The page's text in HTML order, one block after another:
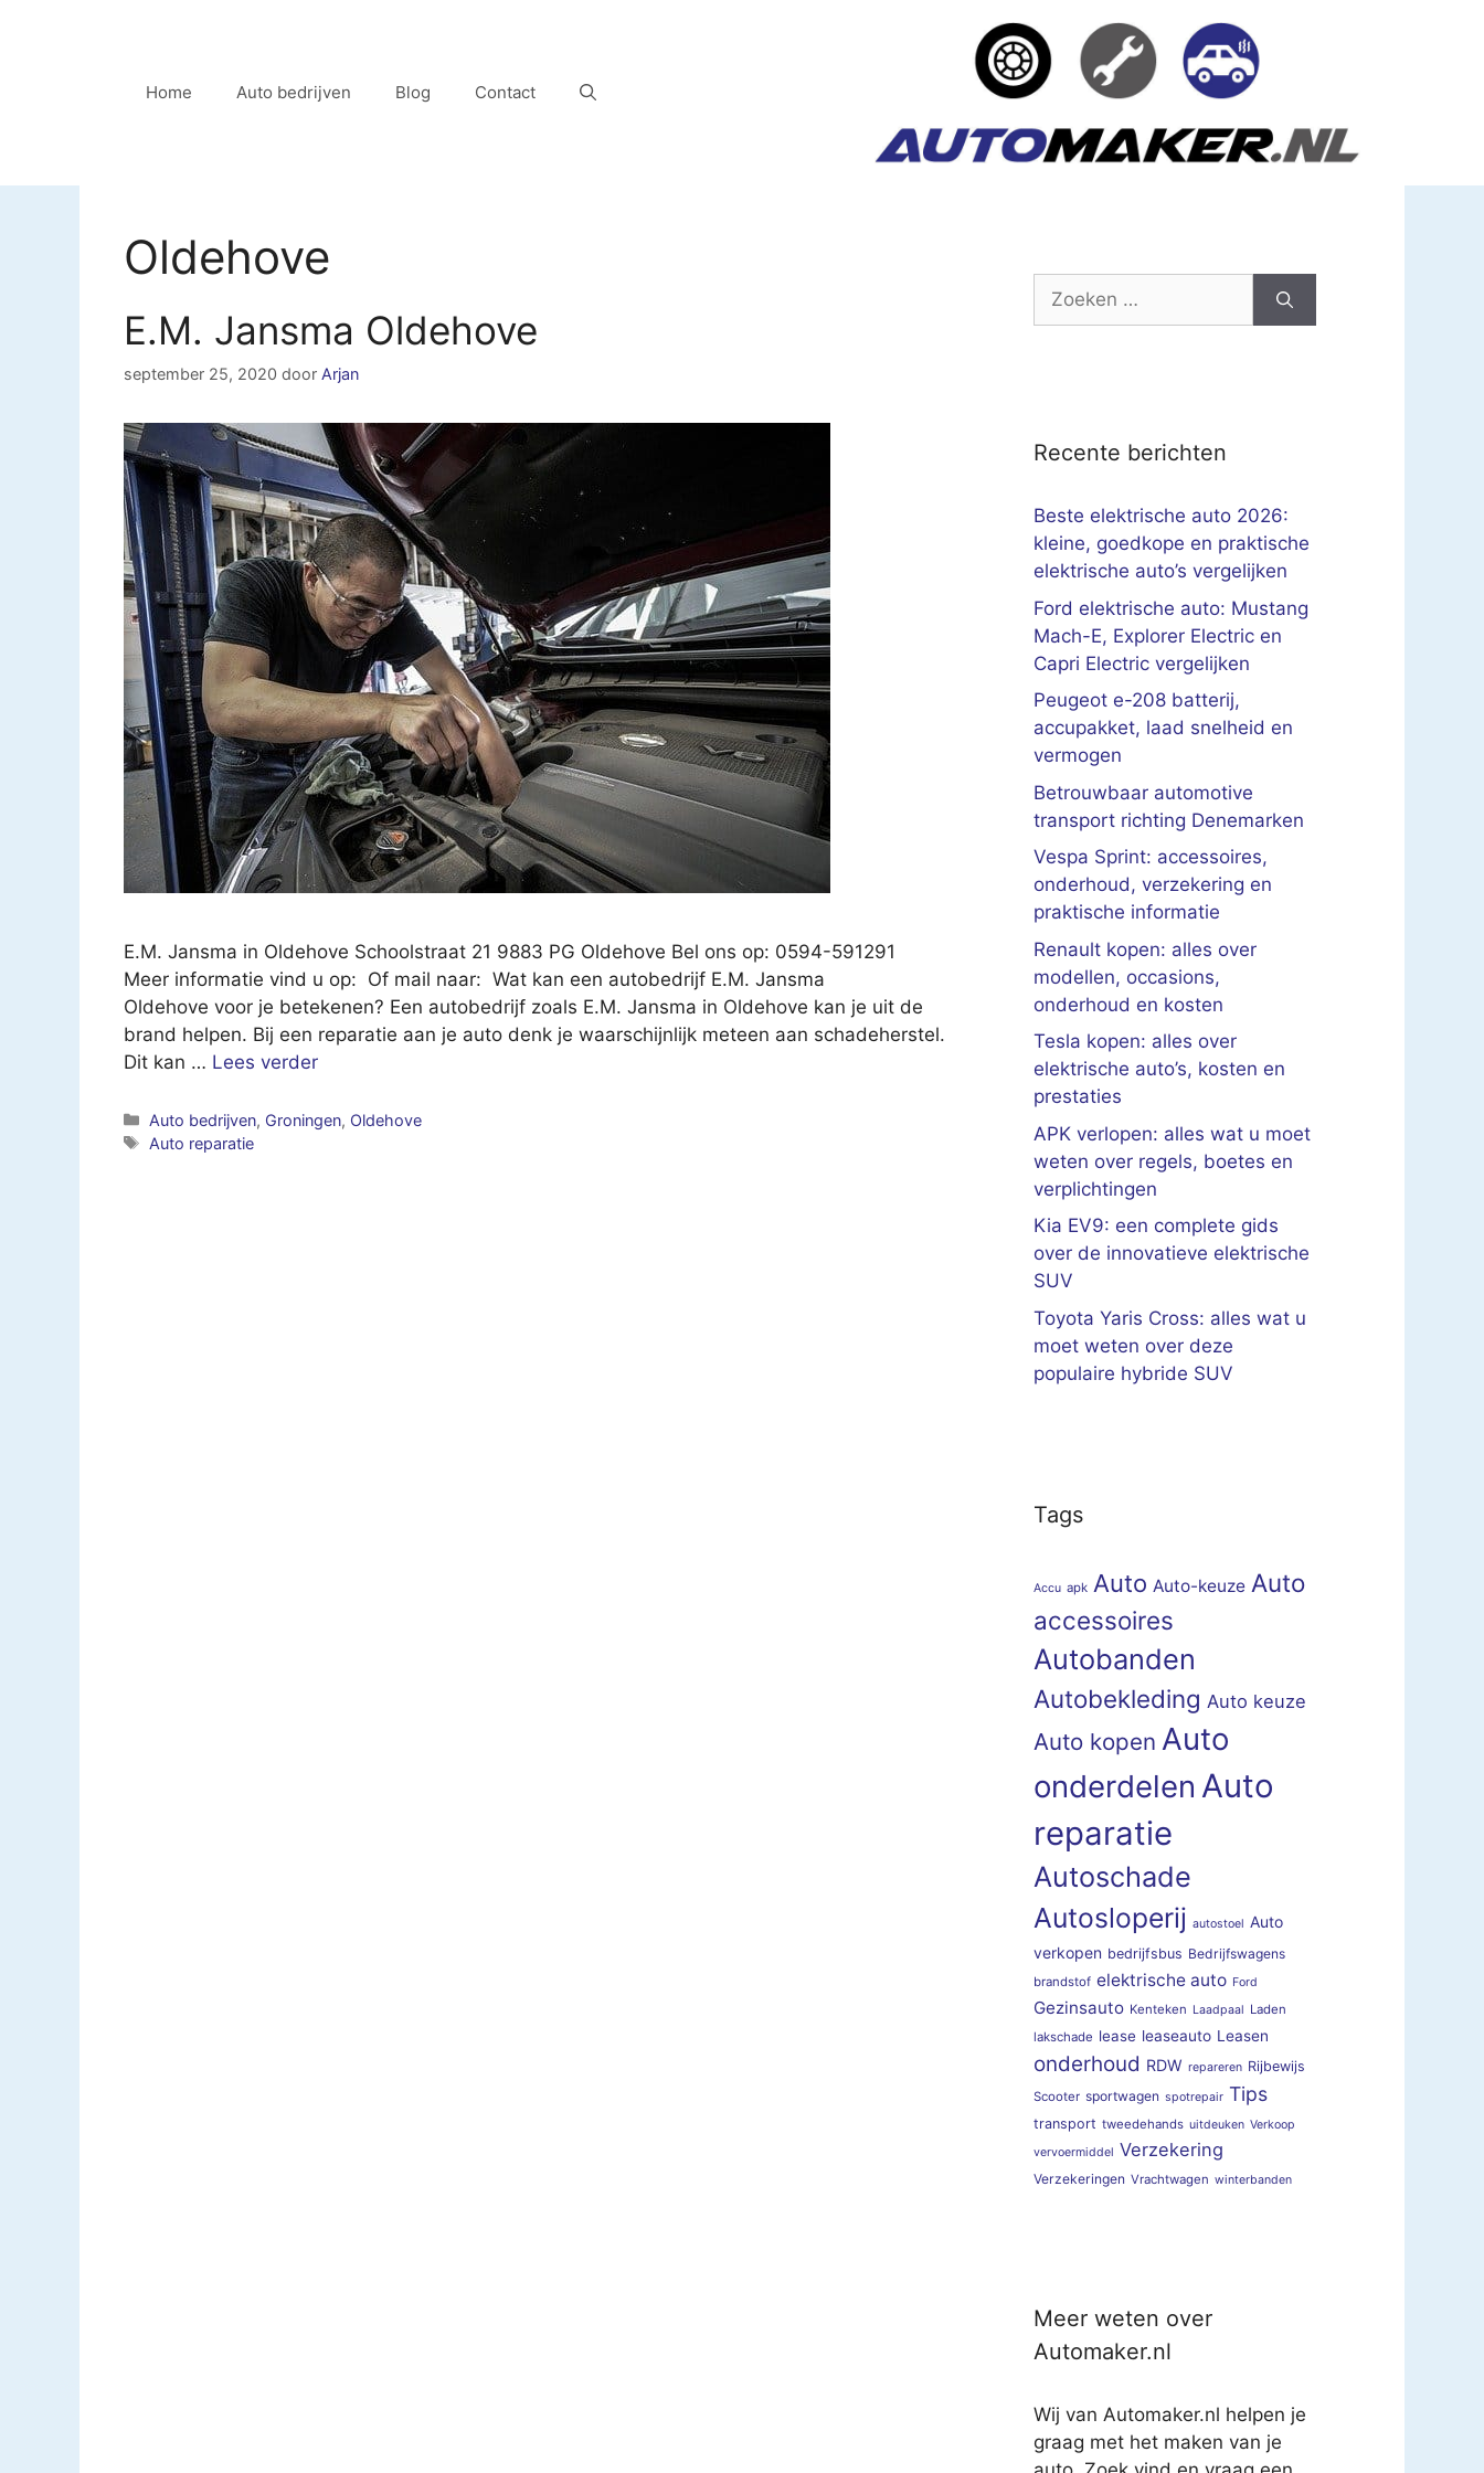
Home Auto bedrijven Blog Contact
Oldehove
E.M. Jansma Oldehove
september 25, 2020 door Arjan
E.M. Jansma in Oldehove Schoolstraat 21 9883 PG Oldehove Bel ons op: 0594-591291
Meer informatie vind u op: Of mail naar: Wat kan een autobedrijf E.M. Jansma
Oldehove voor je betekenen? Een autobedrijf zoals E.M. Jansma in Oldehove kan je uit de
brand helpen. Bij een reparatie aan je auto denk je waarschijnlijk meteen aan schadeherstel.
Dit kan … Lees verder
Categorieën
Auto bedrijven, Groningen, Oldehove
Tags
Auto reparatie
Zoek
Recente berichten
Beste elektrische auto 2026:
kleine, goedkope en praktische
elektrische auto’s vergelijken
Ford elektrische auto: Mustang
Mach-E, Explorer Electric en
Capri Electric vergelijken
Peugeot e-208 batterij,
accupakket, laad snelheid en
vermogen
Betrouwbaar automotive
transport richting Denemarken
Vespa Sprint: accessoires,
onderhoud, verzekering en
praktische informatie
Renault kopen: alles over
modellen, occasions,
onderhoud en kosten
Tesla kopen: alles over
elektrische auto’s, kosten en
prestaties
APK verlopen: alles wat u moet
weten over regels, boetes en
verplichtingen
Kia EV9: een complete gids
over de innovatieve elektrische
SUV
Toyota Yaris Cross: alles wat u
moet weten over deze
populaire hybride SUV
Tags
Accu apk Auto Auto-keuze Auto
accessoires
Autobanden
Autobekleding Auto keuze
Auto kopen Auto
onderdelen Auto
reparatie
Autoschade
Autosloperij autostoel Auto
verkopen bedrijfsbus Bedrijfswagens
brandstof elektrische auto Ford
Gezinsauto Kenteken Laadpaal Laden
lakschade lease leaseauto Leasen
onderhoud RDW repareren Rijbewijs
Scooter sportwagen spotrepair Tips
transport tweedehands uitdeuken Verkoop
vervoermiddel Verzekering
Verzekeringen Vrachtwagen winterbanden
Meer weten over
Automaker.nl
Wij van Automaker.nl helpen je
graag met het maken van je